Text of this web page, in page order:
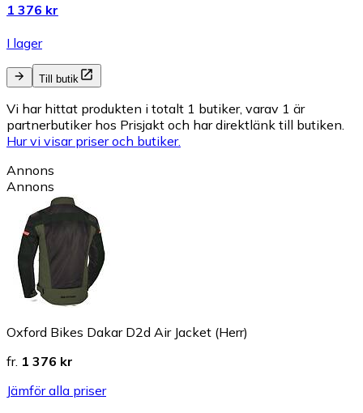
1 376 kr
I lager
Till butik
Vi har hittat produkten i totalt 1 butiker, varav 1 är
partnerbutiker hos Prisjakt och har direktlänk till butiken.
Hur vi visar priser och butiker.
Annons
Annons
Oxford Bikes Dakar D2d Air Jacket (Herr)
fr. 1 376 kr
Jämför alla priser